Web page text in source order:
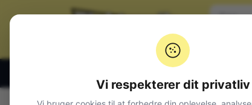
Vi respekterer dit privatliv